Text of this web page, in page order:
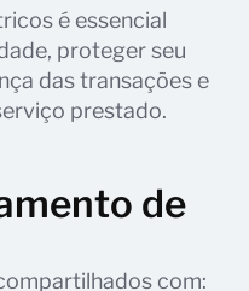
é essencial
proteger seu
das transações e
prestado.
de
com: